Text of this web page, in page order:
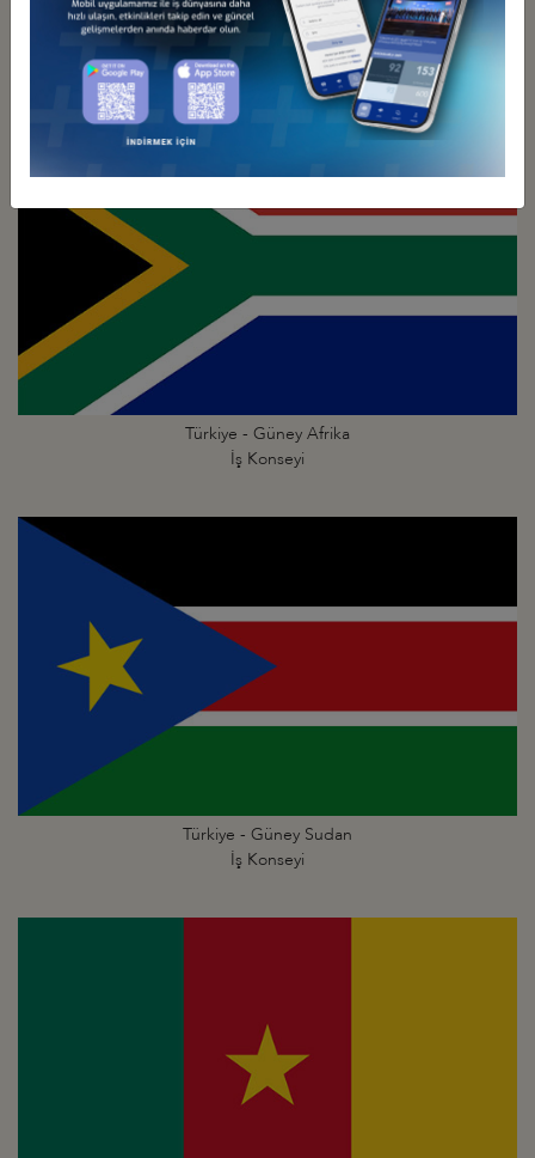
Türkiye - Gine
İş Konseyi
Türkiye - Güney Afrika
İş Konseyi
Türkiye - Güney Sudan
İş Konseyi